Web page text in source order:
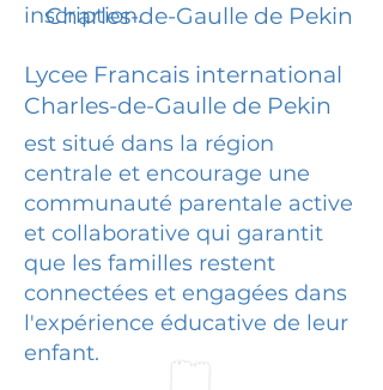
inscription.
Charles-de-Gaulle de Pekin
Lycee Francais international
Charles-de-Gaulle de Pekin
est situé dans la région
centrale et encourage une
communauté parentale active
et collaborative qui garantit
que les familles restent
connectées et engagées dans
l'expérience éducative de leur
enfant.